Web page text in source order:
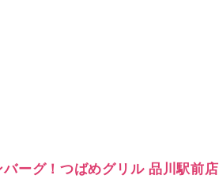
ーグ！つばめグリル 品川駅前店